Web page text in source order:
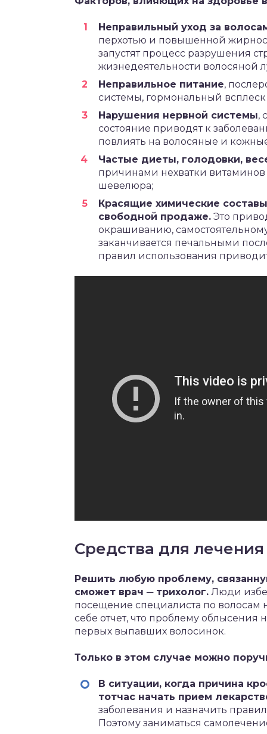
Неправильный уход за
перхотью и повышенной
запустят процесс разрушения
жизнедеятельности волосяной
Неправильное питание,
системы, гормональный
Нарушения нервной системы,
состояние приводят к
повлиять на волосяные и
Частые диеты, голодовки,
причинами нехватки витаминов
шевелюра;
Красящие химические
свободной продаже. Это
окрашиванию,
заканчивается печальными
правил использования
Средства для
Решить любую проблему,
сможет врач ─ трихолог. Люди
посещение специалиста по волосам
себе отчет, что проблему облысения
первых выпавших волосинок.
Только в этом случае можно
В ситуации, когда причина
тотчас начать прием
заболевания и назначить
Поэтому заниматься